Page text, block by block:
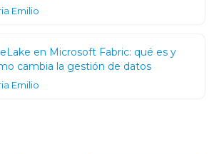
Emilio
en Microsoft Fabric: qué es y
cambia la gestión de datos
Emilio